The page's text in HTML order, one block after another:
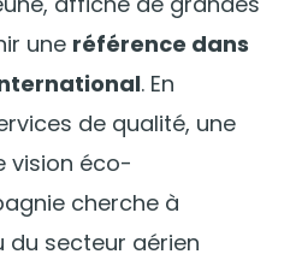
une référence dans
. En
de qualité, une
vision éco-
cherche à
du secteur aérien